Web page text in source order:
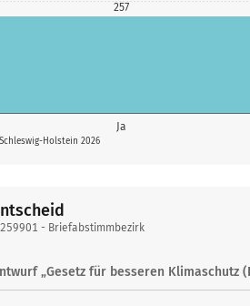
Ja
257
Holstein 2026
- Briefabstimmbezirk
„Gesetz für besseren Klimaschutz